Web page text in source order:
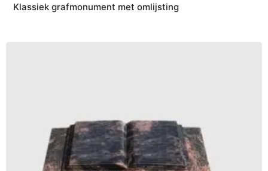
Klassiek grafmonument met omlijsting